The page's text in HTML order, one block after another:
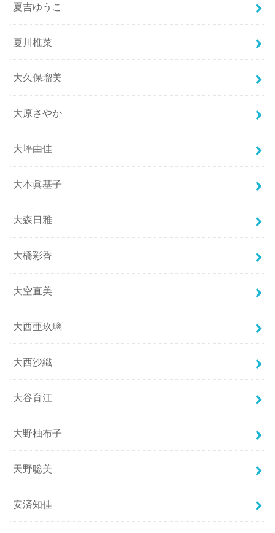
夏吉ゆうこ
夏川椎菜
大久保瑠美
大原さやか
大坪由佳
大本眞基子
大森日雅
大橋彩香
大空直美
大西亜玖璃
大西沙織
大谷育江
大野柚布子
天野聡美
安済知佳